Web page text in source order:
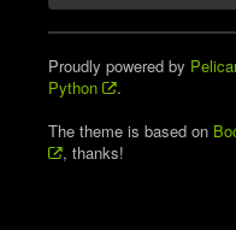
Proudly powered by
Python
.
The theme is based on
, thanks!